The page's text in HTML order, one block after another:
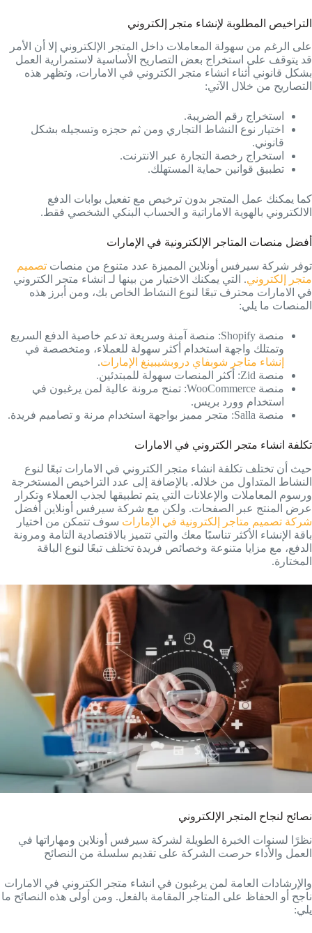
التراخيص المطلوبة لإنشاء متجر إلكتروني
على الرغم من سهولة المعاملات داخل المتجر الإلكتروني إلا أن الأمر
قد يتوقف على استخراج بعض التصاريح الأساسية لاستمرارية العمل
بشكل قانوني أثناء انشاء متجر الكتروني في الامارات، وتظهر هذه
التصاريح من خلال الآتي:
استخراج رقم الضريبة.
اختيار نوع النشاط التجاري ومن ثم حجزه وتسجيله بشكل
قانوني.
استخراج رخصة التجارة عبر الانترنت.
تطبيق قوانين حماية المستهلك.
كما يمكنك عمل المتجر بدون ترخيص مع تفعيل بوابات الدفع
الالكتروني بالهوية الاماراتية و الحساب البنكي الشخصي فقط.
أفضل منصات المتاجر الإلكترونية في الإمارات
توفر شركة سيرفس أونلاين المميزة عدد متنوع من منصات تصميم
متجر إلكتروني. التي يمكنك الاختيار من بينها لـ انشاء متجر الكتروني
في الامارات محترف تبعًا لنوع النشاط الخاص بك، ومن أبرز هذه
المنصات ما يلي:
منصة Shopify: منصة آمنة وسريعة تدعم خاصية الدفع السريع
وتمتلك واجهة استخدام أكثر سهولة للعملاء، ومتخصصة في
إنشاء متاجر شوبفاي دروبشيبينغ الإمارات.
منصة Zid: أكثر المنصات سهولة للمبتدئين.
منصة WooCommerce: تمنح مرونة عالية لمن يرغبون في
استخدام وورد بريس.
منصة Salla: متجر مميز بواجهة استخدام مرنة و تصاميم فريدة.
تكلفة انشاء متجر الكتروني في الامارات
حيث أن تختلف تكلفة انشاء متجر الكتروني في الامارات تبعًا لنوع
النشاط المتداول من خلاله. بالإضافة إلى عدد التراخيص المستخرجة
ورسوم المعاملات والإعلانات التي يتم تطبيقها لجذب العملاء وتكرار
عرض المنتج عبر الصفحات. ولكن مع شركة سيرفس أونلاين أفضل
شركة تصميم متاجر إلكترونية في الإمارات سوف تتمكن من اختيار
باقة الإنشاء الأكثر تناسبًا معك والتي تتميز بالاقتصادية التامة ومرونة
الدفع، مع مزايا متنوعة وخصائص فريدة تختلف تبعًا لنوع الباقة
المختارة.
نصائح لنجاح المتجر الإلكتروني
نظرًا لسنوات الخبرة الطويلة لشركة سيرفس أونلاين ومهاراتها في
العمل والأداء حرصت الشركة على تقديم سلسلة من النصائح
والإرشادات العامة لمن يرغبون في انشاء متجر الكتروني في الامارات
ناجح أو الحفاظ على المتاجر المقامة بالفعل. ومن أولى هذه النصائح ما
يلي: